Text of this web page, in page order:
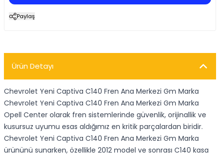
Paylaş
Ürün Detayı
Chevrolet Yeni Captiva C140 Fren Ana Merkezi Gm Marka
Chevrolet Yeni Captiva C140 Fren Ana Merkezi Gm Marka
Opell Center olarak fren sistemlerinde güvenlik, orijinallik ve
kusursuz uyumu esas aldığımız en kritik parçalardan biridir.
Chevrolet Yeni Captiva C140 Fren Ana Merkezi Gm Marka
ürününü sunarken, özellikle 2012 model ve sonrası C140 kasa